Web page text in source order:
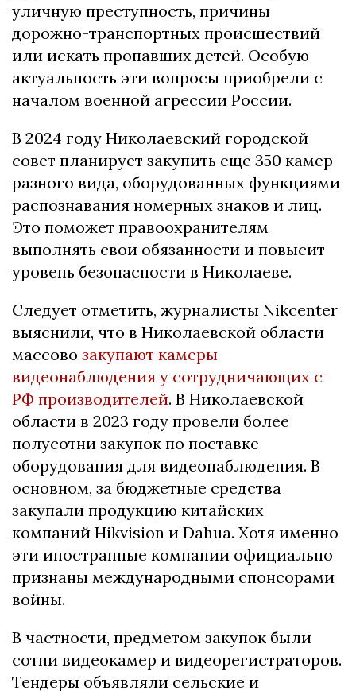
уличную преступность, причины
дорожно-транспортных происшествий
или искать пропавших детей. Особую
актуальность эти вопросы приобрели с
началом военной агрессии России.
В 2024 году Николаевский городской
совет планирует закупить еще 350 камер
разного вида, оборудованных функциями
распознавания номерных знаков и лиц.
Это поможет правоохранителям
выполнять свои обязанности и повысит
уровень безопасности в Николаеве.
Следует отметить, журналисты Nikcenter
выяснили, что в Николаевской области
массово закупают камеры
видеонаблюдения у сотрудничающих с
РФ производителей. В Николаевской
области в 2023 году провели более
полусотни закупок по поставке
оборудования для видеонаблюдения. В
основном, за бюджетные средства
закупали продукцию китайских
компаний Hikvision и Dahua. Хотя именно
эти иностранные компании официально
признаны международными спонсорами
войны.
В частности, предметом закупок были
сотни видеокамер и видеорегистраторов.
Тендеры объявляли сельские и